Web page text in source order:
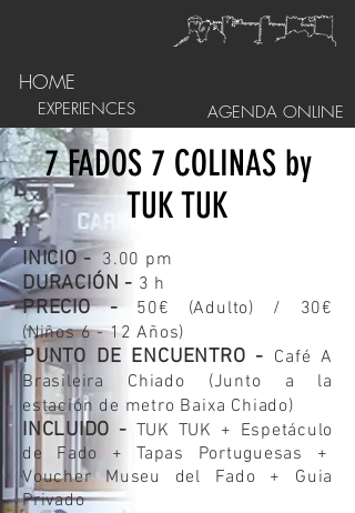
HOME
EXPERIENCES AGENDA ONLINE
7 FADOS 7 COLINAS by
TUK TUK
INICIO - 3.00 pm
DURACIÓN - 3 h
PRECIO -50€ (Adulto) / 30€
(Niños 6 - 12 Años)
PUNTO DE ENCUENTRO - Café A
Brasileira Chiado (Junto a la
estación de metro Baixa Chiado)
INCLUIDO - TUK TUK + Espetáculo
de Fado + Tapas Portuguesas +
Voucher Museu del Fado + Guia
Privado